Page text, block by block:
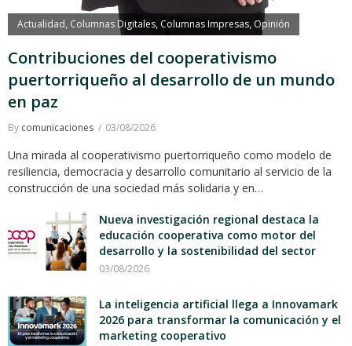
Actualidad, Columnas Digitales, Columnas Impresas, Opinión
Contribuciones del cooperativismo
puertorriqueño al desarrollo de un mundo
en paz
By comunicaciones 03/08/2026
Una mirada al cooperativismo puertorriqueño como modelo de
resiliencia, democracia y desarrollo comunitario al servicio de la
construcción de una sociedad más solidaria y en…
Nueva investigación regional destaca la
educación cooperativa como motor del
desarrollo y la sostenibilidad del sector
03/08/2026
La inteligencia artificial llega a Innovamark
2026 para transformar la comunicación y el
marketing cooperativo